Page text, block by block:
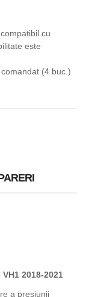
cu
este
(4 buc.)
2018-2021
a presiunii